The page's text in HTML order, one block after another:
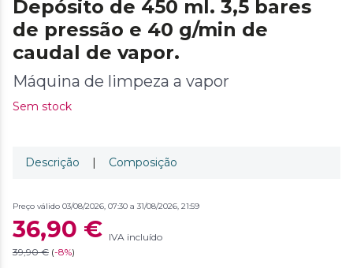
Depósito de 450 ml. 3,5 bares
de pressão e 40 g/min de
caudal de vapor.
Máquina de limpeza a vapor
Sem stock
Descrição | Composição
Preço válido 03/08/2026, 07:30 a 31/08/2026, 21:59
36,90 € IVA incluído
39,90 € (-8%)